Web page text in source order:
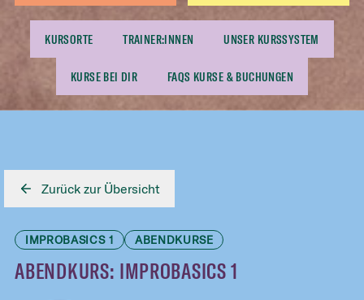
KURSORTE TRAINER:INNEN UNSER KURSSYSTEM
KURSE BEI DIR FAQS KURSE & BUCHUNGEN
Zurück zur Übersicht
IMPROBASICS 1 ABENDKURSE
ABENDKURS: IMPROBASICS 1